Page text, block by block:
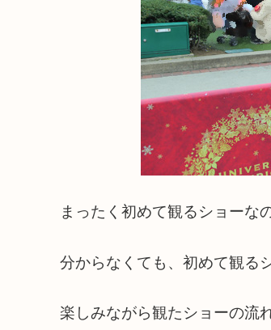
まったく初めて観るショーな
分からなくても、初めて観る
楽しみながら観たショーの流